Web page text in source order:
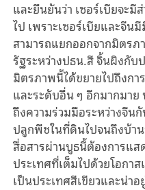
และยืนยันว่า เซอร์เบียจะ
ไป เพราะเซอร์เบียและจีน
สามารถแยกออกจากมิตร
รัฐระหว่างปธน.สี จิ้นผิงกับ
มิตรภาพนี้ได้ขยายไปถึงก
และระดับอื่น ๆ อีกมากมา
ถึงความร่วมมือระหว่างจีน
ปลูกพืชในที่ดินไปจนถึงบ้า
สื่อสารผ่านบูธนี้ต้องการแส
ประเทศที่เต็มไปด้วยโอกา
เป็นประเทศสีเขียวและน่าอ